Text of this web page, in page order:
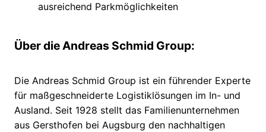
ausreichend Parkmöglichkeiten
Über die Andreas Schmid Group:
Die Andreas Schmid Group ist ein führender Experte
für maßgeschneiderte Logistiklösungen im In- und
Ausland. Seit 1928 stellt das Familienunternehmen
aus Gersthofen bei Augsburg den nachhaltigen